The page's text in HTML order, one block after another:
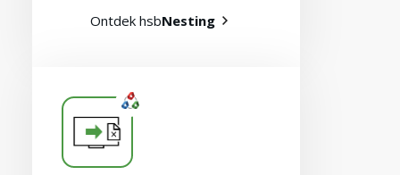
Ontdek hsbNesting